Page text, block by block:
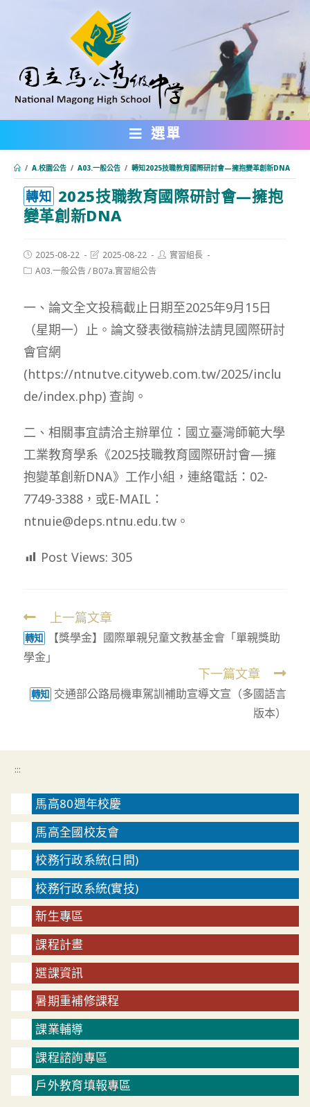
內
選單
/ A.校園公告 / A03.一般公告 / 轉知2025技職教育國際研討會—擁抱變革創新DNA
轉知 2025技職教育國際研討會—擁抱
變革創新DNA
Post
published:
2025-08-22
Post
modified:
2025-08-22
Post實習組長
PostA03.一般公告/ B07a.實習組公告
一、論文全文投稿截止日期至2025年9月15日
（星期一）止。論文發表徵稿辦法請見國際研討
會官網
(https://ntnutve.cityweb.com.tw/2025/inclu
de/index.php) 查詢。
二、相關事宜請洽主辦單位：國立臺灣師範大學
工業教育學系《2025技職教育國際研討會—擁
抱變革創新DNA》工作小組，連絡電話：02-
7749-3388，或E-MAIL：
ntnuie@deps.ntnu.edu.tw。
Post Views: 305
Read
more
articles
上一篇文章
轉知
【獎學金】國際單親兒童文教基金會「單親獎助
學金」
下一篇文章
轉知 交通部公路局機車駕訓補助宣導文宣（多國語言
版本）
:::
馬高80週年校慶
馬高全國校友會
校務行政系統(日間)
校務行政系統(實技)
新生專區
課程計畫
選課資訊
暑期重補修課程
課業輔導
課程諮詢專區
戶外教育填報專區